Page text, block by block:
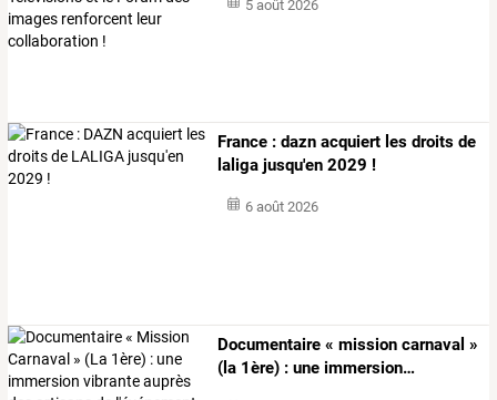
5 août 2026
France : dazn acquiert les droits de
laliga jusqu'en 2029 !
6 août 2026
Documentaire « mission carnaval »
(la 1ère) : une immersion…